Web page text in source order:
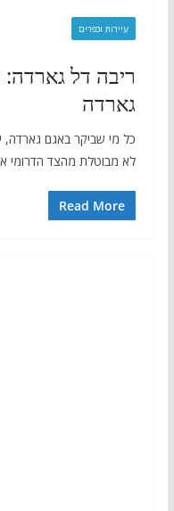
עיירות וכפרים
ריבה דל גארדה:
גארדה
כל מי שביקר באגם גארדה,
לא מבוטלת מהצד הדרומי או
Read More